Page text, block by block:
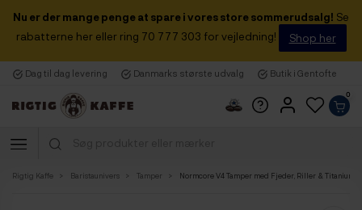
Nu er der mange penge at spare i vores store sommerudsalg! Se
rabatterne her eller ring 70 777 303 for vejledning!
Shop her
Dag til dag levering Danmarks største udvalg Butik i Gentofte
0
Rigtig Kaffe Baristaunivers Tamper Normcore V4 Tamper med Fjeder, Riller &